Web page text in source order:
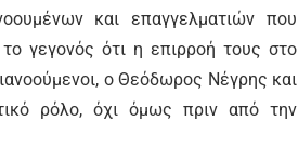
και επαγγελματιών που
το γεγονός ότι η επιρροή τους στο
ο Θεόδωρος Νέγρης και
ρόλο, όχι όμως πριν από την